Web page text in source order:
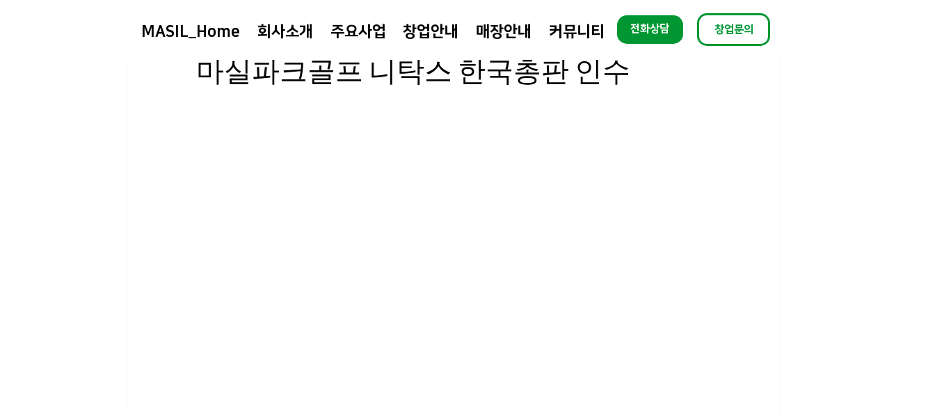
마실파크골프 니탁스 한국총판 인수
sgr501767 2025년 10월 25일1분 분량
MASIL_Home 회사소개 주요사업 창업안내 매장안내 커뮤니티 전화상담 창업문의